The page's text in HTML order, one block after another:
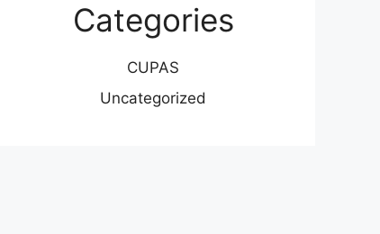
Categories
CUPAS
Uncategorized